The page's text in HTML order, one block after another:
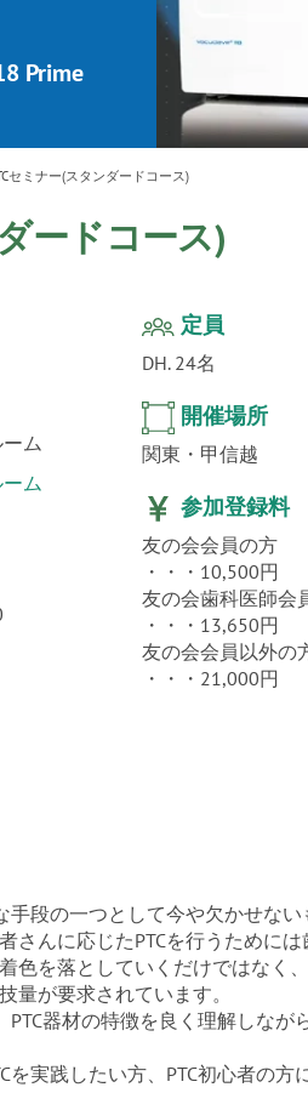
to your
ーク」公
ク テクノ
Prime
セミナー(スタンダードコース)
ードコース)
ム
ム
定員
DH. 24名
開催場所
関東・甲信越
参加登録料
友の会会員の方
・・・10,500円
友の会歯科医師会
・・・13,650円
友の会会員以外の
・・・21,000円
手段の一つとして今や欠かせな
さんに応じたPTCを行うために
色を落としていくだけではなく
量が要求されています。
器材の特徴を良く理解しな
実践したい方、PTC初心者の方